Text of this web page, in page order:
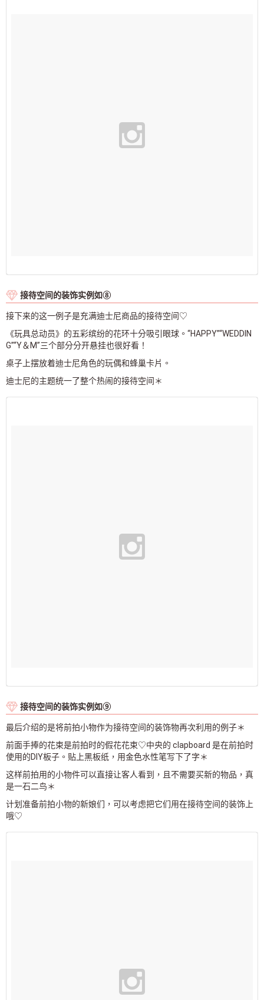
接待空间的装饰实例如⑧
接下来的这一例子是充满迪士尼商品的接待空间♡
《玩具总动员》的五彩缤纷的花环十分吸引眼球。“HAPPY”“WEDDIN
G”“Y＆M”三个部分分开悬挂也很好看！
桌子上摆放着迪士尼角色的玩偶和蜂巢卡片。
迪士尼的主题统一了整个热闹的接待空间＊
接待空间的装饰实例如⑨
最后介绍的是将前拍小物作为接待空间的装饰物再次利用的例子＊
前面手捧的花束是前拍时的假花花束♡中央的 clapboard 是在前拍时
使用的DIY板子。贴上黑板纸，用金色水性笔写下了字＊
这样前拍用的小物件可以直接让客人看到，且不需要买新的物品，真
是一石二鸟＊
计划准备前拍小物的新娘们，可以考虑把它们用在接待空间的装饰上
哦♡